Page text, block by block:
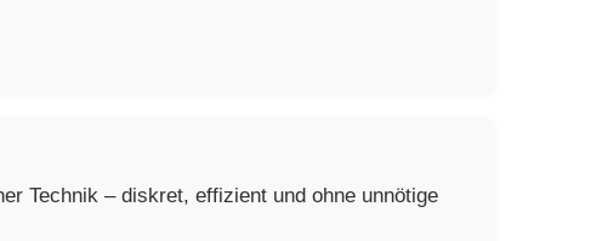
Technik – diskret, effizient und ohne unnötige